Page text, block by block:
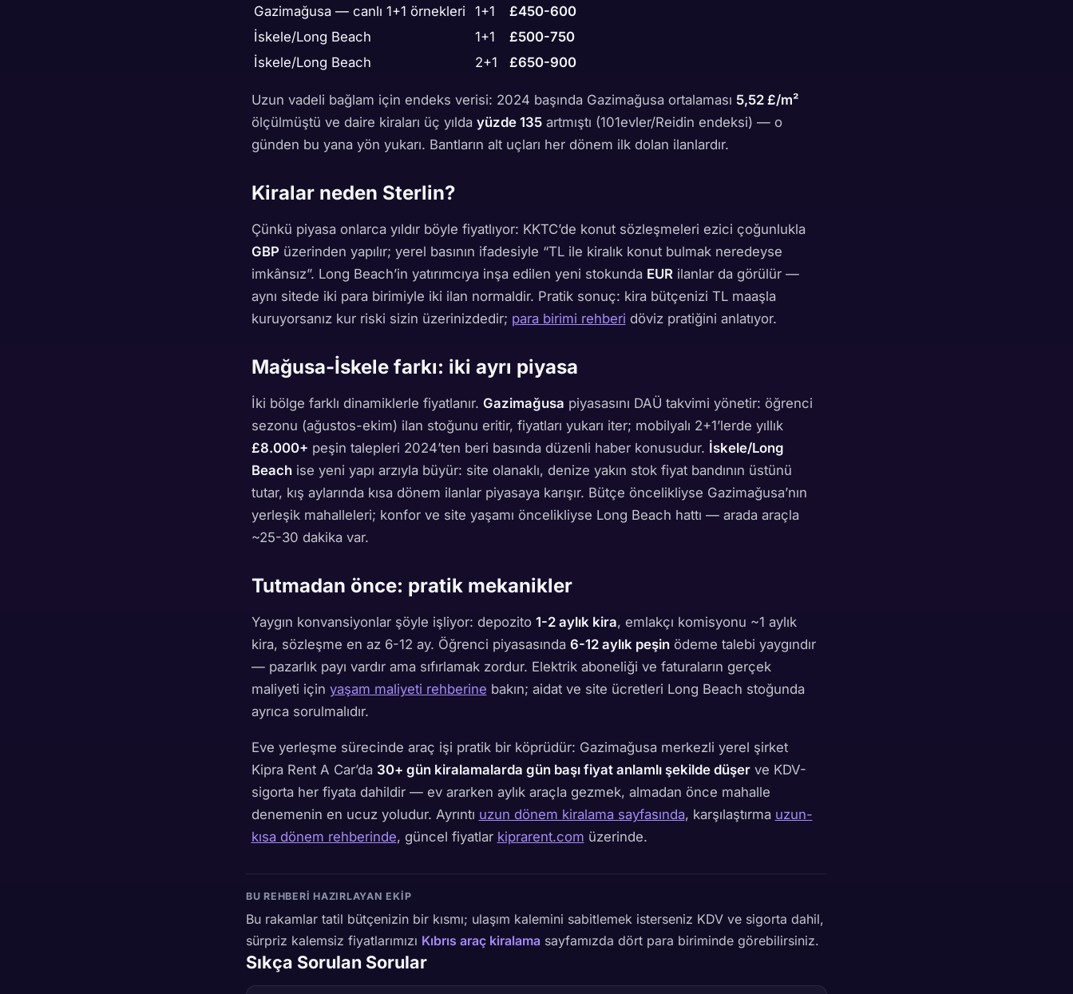
Gazimağusa — canlı 1+1 örnekleri
1+1
£450-600
İskele/Long Beach
1+1
£500-750
İskele/Long Beach
2+1 £650-900
Uzun vadeli bağlam için endeks verisi: 2024 başında Gazimağusa ortalaması 5,52 £/m²
ölçülmüştü ve daire kiraları üç yılda yüzde 135artmıştı (101evler/Reidin endeksi) — o
günden bu yana yön yukarı. Bantların alt uçları her dönem ilk dolan ilanlardır.
Kiralar neden Sterlin?
Çünkü piyasa onlarca yıldır böyle fiyatlıyor: KKTC’de konut sözleşmeleri ezici çoğunlukla
GBP üzerinden yapılır; yerel basının ifadesiyle “TL ile kiralık konut bulmak neredeyse
imkânsız”. Long Beach’in yatırımcıya inşa edilen yeni stokunda EUR ilanlar da görülür —
aynı sitede iki para birimiyle iki ilan normaldir. Pratik sonuç: kira bütçenizi TL maaşla
kuruyorsanız kur riski sizin üzerinizdedir; para birimi rehberi döviz pratiğini anlatıyor.
Mağusa-İskele farkı: iki ayrı piyasa
İki bölge farklı dinamiklerle fiyatlanır. Gazimağusa piyasasını DAÜ takvimi yönetir: öğrenci
sezonu (ağustos-ekim) ilan stoğunu eritir, fiyatları yukarı iter; mobilyalı 2+1’lerde yıllık
£8.000+ peşin talepleri 2024’ten beri basında düzenli haber konusudur. İskele/Long
Beachise yeni yapı arzıyla büyür: site olanaklı, denize yakın stok fiyat bandının üstünü
tutar, kış aylarında kısa dönem ilanlar piyasaya karışır. Bütçe öncelikliyse Gazimağusa’nın
yerleşik mahalleleri; konfor ve site yaşamı öncelikliyse Long Beach hattı — arada araçla
~25-30 dakika var.
Tutmadan önce: pratik mekanikler
Yaygın konvansiyonlar şöyle işliyor: depozito 1-2 aylık kira, emlakçı komisyonu ~1 aylık
kira, sözleşme en az 6-12 ay. Öğrenci piyasasında 6-12 aylık peşinödeme talebi yaygındır
— pazarlık payı vardır ama sıfırlamak zordur. Elektrik aboneliği ve faturaların gerçek
maliyeti için yaşam maliyeti rehberine bakın; aidat ve site ücretleri Long Beach stoğunda
ayrıca sorulmalıdır.
Eve yerleşme sürecinde araç işi pratik bir köprüdür: Gazimağusa merkezli yerel şirket
Kipra Rent A Car’da 30+ gün kiralamalarda gün başı fiyat anlamlı şekilde düşerve KDV-
sigorta her fiyata dahildir — ev ararken aylık araçla gezmek, almadan önce mahalle
denemenin en ucuz yoludur. Ayrıntı uzun dönem kiralama sayfasında, karşılaştırma uzun-
kısa dönem rehberinde, güncel fiyatlar kiprarent.com üzerinde.
BU REHBERI HAZIRLAYAN EKIP
Bu rakamlar tatil bütçenizin bir kısmı; ulaşım kalemini sabitlemek isterseniz KDV ve sigorta dahil,
sürpriz kalemsiz fiyatlarımızı Kıbrıs araç kiralama sayfamızda dört para biriminde görebilirsiniz.
Sıkça Sorulan Sorular